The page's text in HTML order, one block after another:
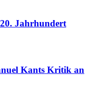
Jahrhundert
Kants Kritik an